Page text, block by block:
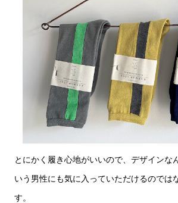
とにかく履き心地がいいので、デザインな
いう男性にも気に入っていただけるのでは
す。